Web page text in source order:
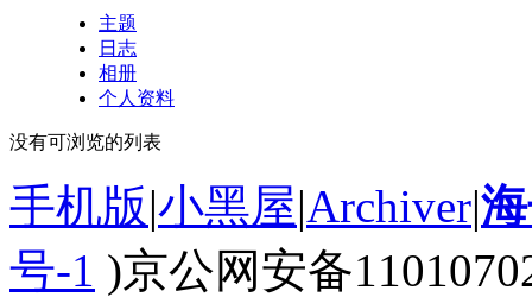
主题
日志
相册
个人资料
没有可浏览的列表
手机版|小黑屋|Archiver|
号-1 )京公网安备